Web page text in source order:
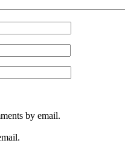
by email.